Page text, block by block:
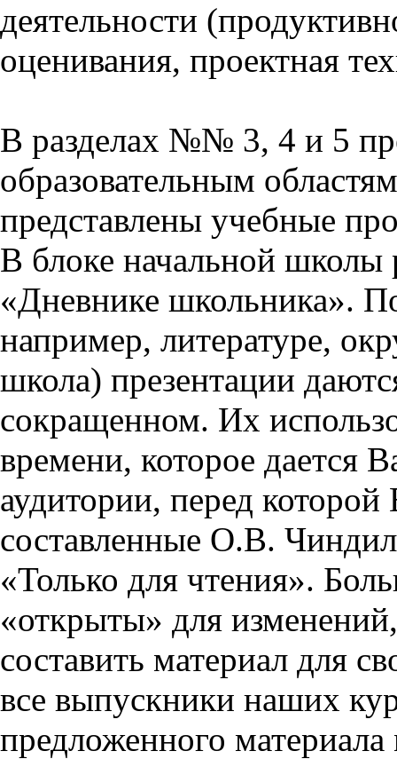
деятельности
оценивания, проектная
В разделах №№ 3, 4 и 5
образовательным
представлены учебные
В блоке начальной школы
«Дневнике школьника».
например, литературе,
школа) презентации
сокращенном. Их
времени, которое дается
аудитории, перед
составленные О.В.
«Только для чтения».
«открыты» для
составить материал для
все выпускники наших
предложенного